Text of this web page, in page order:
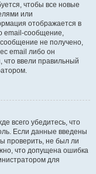
чтобы все новые
или
отображается в
email-сообщение,
не получено,
email либо он
ввели правильный
всего убедитесь, что
Если данные введены
проверить, не был ли
что допущена ошибка
для